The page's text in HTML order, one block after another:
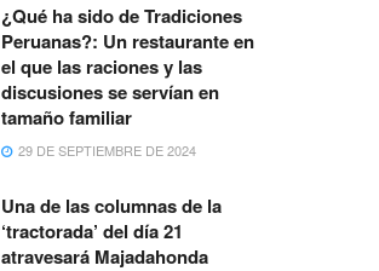
¿Qué ha sido de Tradiciones
Peruanas?: Un restaurante en
el que las raciones y las
discusiones se servían en
tamaño familiar
29 DE SEPTIEMBRE DE 2024
Una de las columnas de la
‘tractorada’ del día 21
atravesará Majadahonda